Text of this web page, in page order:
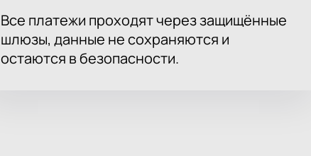
Все платежи проходят через защищённые
шлюзы, данные не сохраняются и
остаются в безопасности.